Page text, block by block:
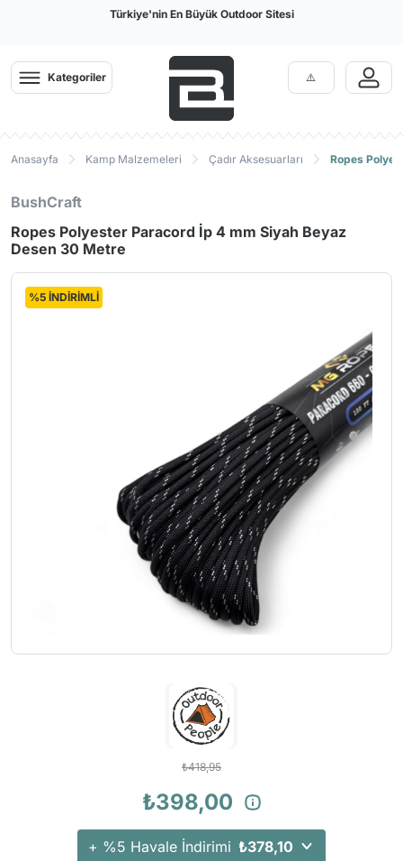
Türkiye'nin En Büyük Outdoor Sitesi
Kategoriler
Anasayfa Kamp Malzemeleri Çadır Aksesuarları Ropes
BushCraft
Ropes Polyester Paracord İp 4 mm Siyah Beyaz
Desen 30 Metre
%5 İNDİRİMLİ
₺418,95
₺398,00
+ %5 Havale İndirimi ₺378,10